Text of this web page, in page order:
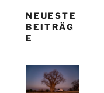
NEUESTE
BEITRÄG
E